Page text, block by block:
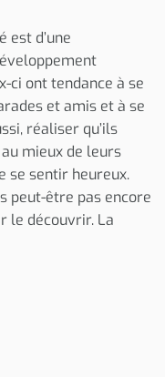
est d’une
ci ont tendance à se
et amis et à se
réaliser qu’ils
mieux de leurs
se sentir heureux.
peut-être pas encore
le découvrir. La